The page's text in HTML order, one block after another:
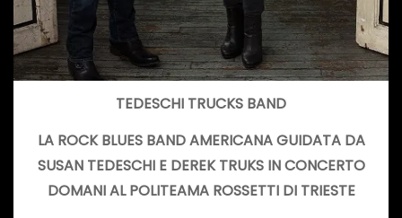
TEDESCHI TRUCKS BAND
LA ROCK BLUES BAND AMERICANA GUIDATA DA
SUSAN TEDESCHI E DEREK TRUKS IN CONCERTO
DOMANI AL POLITEAMA ROSSETTI DI TRIESTE